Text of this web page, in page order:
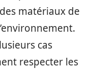
matériaux de
cas
respecter les